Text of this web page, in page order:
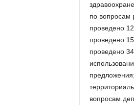
по вопросам
проведено
проведено
проведено
вопросам